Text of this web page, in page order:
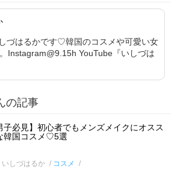
づはるかです♡韓国のコスメや可愛い女
Instagram@9.15h YouTube『いしづは
の記事
子必見】初心者でもメンズメイクにオスス
韓国コスメ♡5選
いしづはるか コスメ